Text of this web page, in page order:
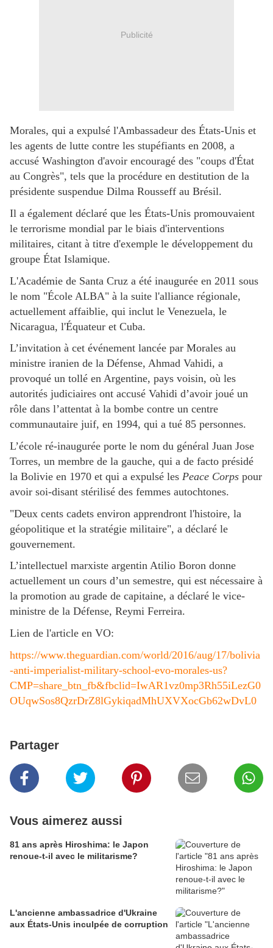
Publicité
Morales, qui a expulsé l'Ambassadeur des États-Unis et
les agents de lutte contre les stupéfiants en 2008, a
accusé Washington d'avoir encouragé des "coups d'État
au Congrès", tels que la procédure en destitution de la
présidente suspendue Dilma Rousseff au Brésil.
Il a également déclaré que les États-Unis promouvaient
le terrorisme mondial par le biais d'interventions
militaires, citant à titre d'exemple le développement du
groupe État Islamique.
L'Académie de Santa Cruz a été inaugurée en 2011 sous
le nom "École ALBA" à la suite l'alliance régionale,
actuellement affaiblie, qui inclut le Venezuela, le
Nicaragua, l'Équateur et Cuba.
L’invitation à cet événement lancée par Morales au
ministre iranien de la Défense, Ahmad Vahidi, a
provoqué un tollé en Argentine, pays voisin, où les
autorités judiciaires ont accusé Vahidi d’avoir joué un
rôle dans l’attentat à la bombe contre un centre
communautaire juif, en 1994, qui a tué 85 personnes.
L’école ré-inaugurée porte le nom du général Juan Jose
Torres, un membre de la gauche, qui a de facto présidé
la Bolivie en 1970 et qui a expulsé les Peace Corps pour
avoir soi-disant stérilisé des femmes autochtones.
"Deux cents cadets environ apprendront l'histoire, la
géopolitique et la stratégie militaire", a déclaré le
gouvernement.
L’intellectuel marxiste argentin Atilio Boron donne
actuellement un cours d’un semestre, qui est nécessaire à
la promotion au grade de capitaine, a déclaré le vice-
ministre de la Défense, Reymi Ferreira.
Lien de l'article en VO:
https://www.theguardian.com/world/2016/aug/17/bolivia
-anti-imperialist-military-school-evo-morales-us?
CMP=share_btn_fb&fbclid=IwAR1vz0mp3Rh55iLezG0
OUqwSos8QzrDrZ8lGykiqadMhUXVXocGb62wDvL0
Partager
Vous aimerez aussi
81 ans après Hiroshima: le Japon
renoue-t-il avec le militarisme?
L'ancienne ambassadrice d'Ukraine
aux États-Unis inculpée de corruption